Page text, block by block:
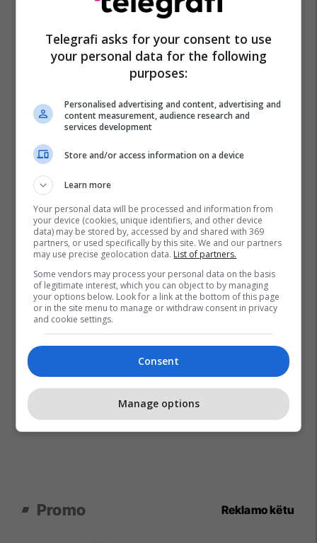
Zgjedhjet 2026 Lvv
Promo Reklamo këtu
Telegrafi asks for your consent to use
your personal data for the following
purposes:
Personalised advertising and content, advertising and
content measurement, audience research and
services development
Store and/or access information on a device
Learn more
Your personal data will be processed and information from
your device (cookies, unique identifiers, and other device
data) may be stored by, accessed by and shared with 369
partners, or used specifically by this site. We and our partners
may use precise geolocation data. List of partners.
Some vendors may process your personal data on the basis
of legitimate interest, which you can object to by managing
your options below. Look for a link at the bottom of this page
or in the site menu to manage or withdraw consent in privacy
and cookie settings.
Consent
Manage options